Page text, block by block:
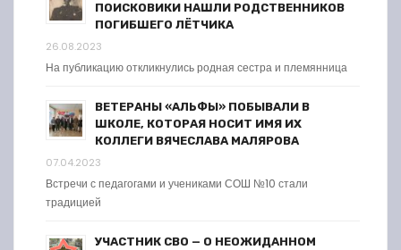
ПОИСКОВИКИ НАШЛИ РОДСТВЕННИКОВ
ПОГИБШЕГО ЛЁТЧИКА
26.08.2023
На публикацию откликнулись родная сестра и племянница
ВЕТЕРАНЫ «АЛЬФЫ» ПОБЫВАЛИ В
ШКОЛЕ, КОТОРАЯ НОСИТ ИМЯ ИХ
КОЛЛЕГИ ВЯЧЕСЛАВА МАЛЯРОВА
07.04.2023
Встречи с педагогами и учениками СОШ №10 стали
традицией
УЧАСТНИК СВО — О НЕОЖИДАННОМ